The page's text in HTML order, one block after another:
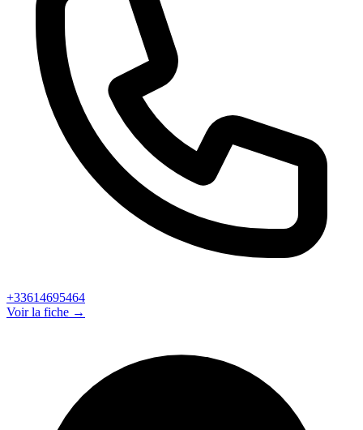
+33614695464
Voir la fiche →